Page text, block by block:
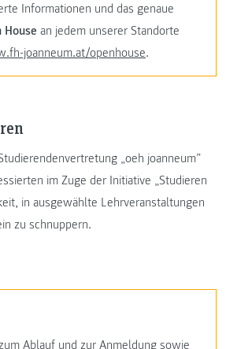
Informationen und das genaue
House an jedem unserer Standorte
joanneum.at/openhouse.
„oeh joanneum”
im Zuge der Initiative „Studieren
in ausgewählte Lehrveranstaltungen
zu schnuppern.
Ablauf und zur Anmeldung sowie